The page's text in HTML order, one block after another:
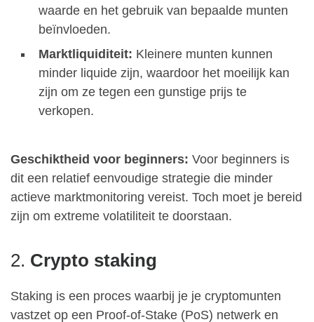
waarde en het gebruik van bepaalde munten
beïnvloeden.
Marktliquiditeit: Kleinere munten kunnen
minder liquide zijn, waardoor het moeilijk kan
zijn om ze tegen een gunstige prijs te
verkopen.
Geschiktheid voor beginners: Voor beginners is
dit een relatief eenvoudige strategie die minder
actieve marktmonitoring vereist. Toch moet je bereid
zijn om extreme volatiliteit te doorstaan.
2. Crypto staking
Staking is een proces waarbij je je cryptomunten
vastzet op een Proof-of-Stake (PoS) netwerk en